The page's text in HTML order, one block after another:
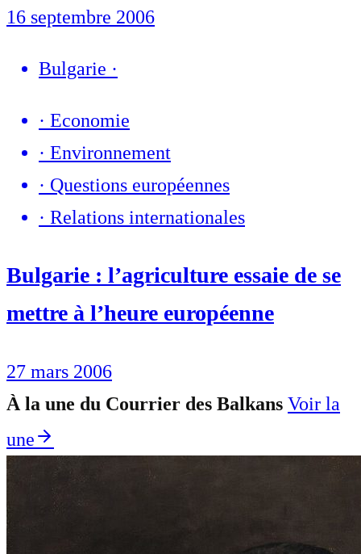
16 septembre 2006
Bulgarie ·
· Economie
· Environnement
· Questions européennes
· Relations internationales
Bulgarie : l’agriculture essaie de se
mettre à l’heure européenne
27 mars 2006
À la une du Courrier des Balkans Voir la
une